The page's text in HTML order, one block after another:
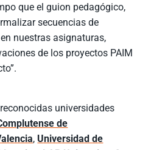
que el guion pedagógico,
secuencias de
nuestras asignaturas,
de los proyectos PAIM
universidades
de
, Universidad de